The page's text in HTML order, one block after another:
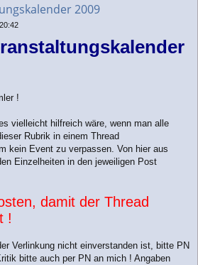
2009
!
vielleicht hilfreich wäre, wenn man alle
Rubrik in einem Thread
kein Event zu verpassen. Von hier aus
Einzelheiten in den jeweiligen Post
damit der Thread
!
Verlinkung nicht einverstanden ist, bitte PN
bitte auch per PN an mich ! Angaben